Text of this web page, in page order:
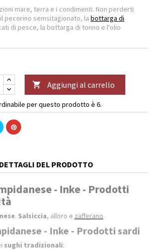
mare, terra e i condimenti. Non perderti
pecorino semsitagionato, la bottarga di
di pesce, la bottarga di tonno e l'olio
 Aggiungi al carrello
per questo prodotto è 6.
DETTAGLI DEL PRODOTTO
- Inke - Prodotti
. Salsiccia, alloro e zafferano.
- Inke - Prodotti sardi
sughi tradizionali: